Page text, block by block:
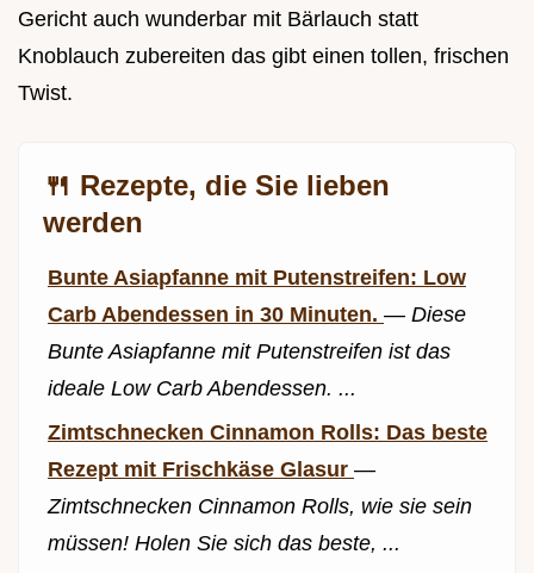
Gericht auch wunderbar mit Bärlauch statt
Knoblauch zubereiten das gibt einen tollen, frischen
Twist.
🍴 Rezepte, die Sie lieben
werden
Bunte Asiapfanne mit Putenstreifen: Low
Carb Abendessen in 30 Minuten. — Diese
Bunte Asiapfanne mit Putenstreifen ist das
ideale Low Carb Abendessen. ...
Zimtschnecken Cinnamon Rolls: Das beste
Rezept mit Frischkäse Glasur —
Zimtschnecken Cinnamon Rolls, wie sie sein
müssen! Holen Sie sich das beste, ...